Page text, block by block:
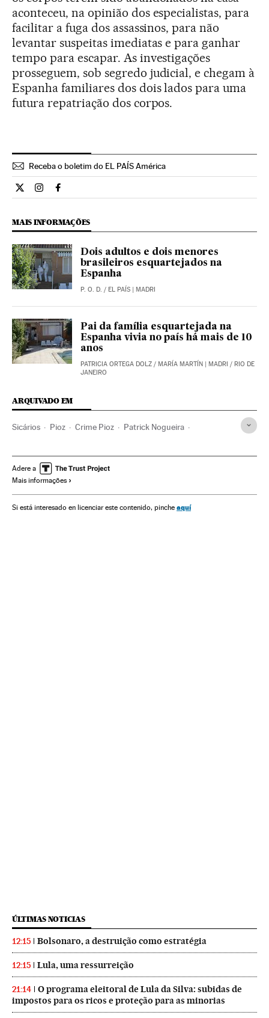
aconteceu, na opinião dos especialistas, para
facilitar a fuga dos assassinos, para não
levantar suspeitas imediatas e para ganhar
tempo para escapar. As investigações
prosseguem, sob segredo judicial, e chegam à
Espanha familiares dos dois lados para uma
futura repatriação dos corpos.
Receba o boletim do EL PAÍS América
Internacional El País Brasil en Twitter
Internacional El País Brasil en Instagram
Internacional El País Brasil en Facebook
MAIS INFORMAÇÕES
Dois adultos e dois menores
brasileiros esquartejados na
Espanha
P. O. D. / EL PAÍS | MADRI
Pai da família esquartejada na
Espanha vivia no país há mais de 10
anos
PATRICIA ORTEGA DOLZ / MARÍA MARTÍN | MADRI / RIO DE
JANEIRO
ARQUIVADO EM
Sicários Pioz Crime Pioz Patrick Nogueira
Homicídios Crime organizado
Castela-La Mancha
Assassinatos Delitos contra saúde pública Brasil
Adere a
Mais informações
Si está interesado en licenciar este contenido, pinche aquí
ÚLTIMAS NOTICIAS
12:15 Bolsonaro, a destruição como estratégia
12:15 Lula, uma ressurreição
21:14
O programa eleitoral de Lula da Silva: subidas de
impostos para os ricos e proteção para as minorias